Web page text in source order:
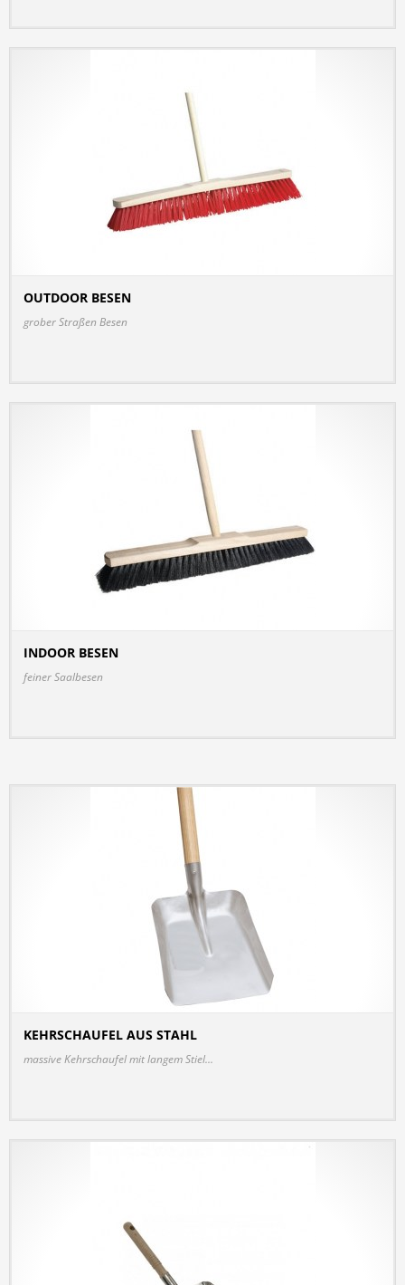
OUTDOOR BESEN
grober Straßen Besen
INDOOR BESEN
feiner Saalbesen
KEHRSCHAUFEL AUS STAHL
massive Kehrschaufel mit langem Stiel...